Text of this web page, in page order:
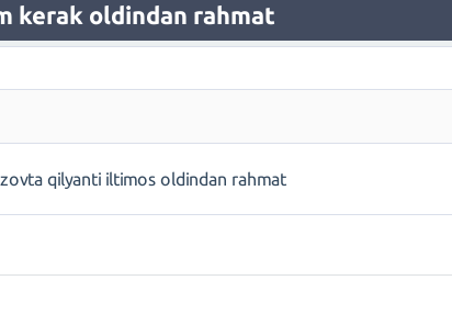
kerak oldindan rahmat
qilyanti iltimos oldindan rahmat